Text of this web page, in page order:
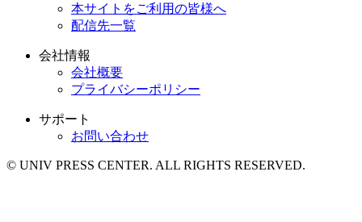
本サイトをご利用の皆様へ
配信先一覧
会社情報
会社概要
プライバシーポリシー
サポート
お問い合わせ
© UNIV PRESS CENTER. ALL RIGHTS RESERVED.